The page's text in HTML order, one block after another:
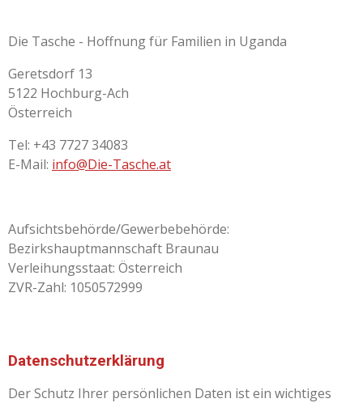
Die Tasche - Hoffnung für Familien in Uganda
Geretsdorf 13
5122 Hochburg-Ach
Österreich
Tel: +43 7727 34083
E-Mail: info@Die-Tasche.at
Aufsichtsbehörde/Gewerbebehörde:
Bezirkshauptmannschaft Braunau
Verleihungsstaat: Österreich
ZVR-Zahl: 1050572999
Datenschutzerklärung
Der Schutz Ihrer persönlichen Daten ist ein wichtiges